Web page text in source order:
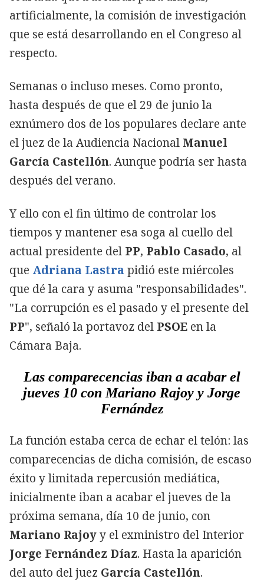
artificialmente, la comisión de investigación
que se está desarrollando en el Congreso al
respecto.
Semanas o incluso meses. Como pronto,
hasta después de que el 29 de junio la
exnúmero dos de los populares declare ante
el juez de la Audiencia Nacional Manuel
García Castellón. Aunque podría ser hasta
después del verano.
Y ello con el fin último de controlar los
tiempos y mantener esa soga al cuello del
actual presidente del PP, Pablo Casado, al
que Adriana Lastra pidió este miércoles
que dé la cara y asuma "responsabilidades".
"La corrupción es el pasado y el presente del
PP", señaló la portavoz del PSOE en la
Cámara Baja.
Las comparecencias iban a acabar el
jueves 10 con Mariano Rajoy y Jorge
Fernández
La función estaba cerca de echar el telón: las
comparecencias de dicha comisión, de escaso
éxito y limitada repercusión mediática,
inicialmente iban a acabar el jueves de la
próxima semana, día 10 de junio, con
Mariano Rajoyy el exministro del Interior
Jorge Fernández Díaz. Hasta la aparición
del auto del juez García Castellón.